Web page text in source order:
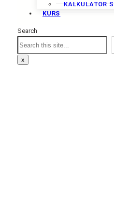
KALKULATOR
KURS
Search
Search
x